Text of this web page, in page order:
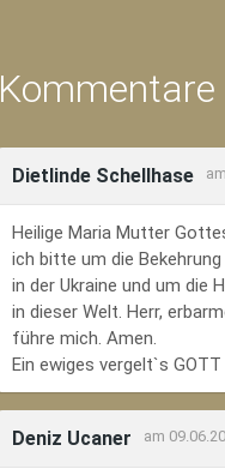
Kommentare
Dietlinde Schellhase
Heilige Maria Mutter
ich bitte um die
in der Ukraine und um die
in dieser Welt. Herr,
führe mich. Amen.
Ein ewiges vergelt`s GOTT
Deniz Ucaner am